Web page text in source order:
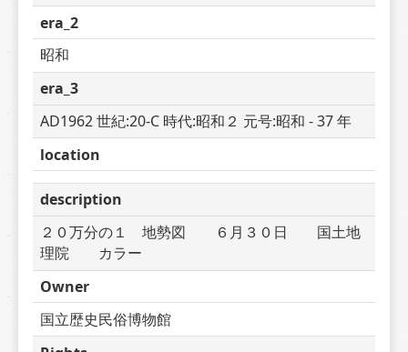
era_2
昭和
era_3
AD1962 世紀:20-C 時代:昭和２ 元号:昭和 - 37 年
location
description
２０万分の１　地勢図　　６月３０日　　国土地
理院　　カラー
Owner
国立歴史民俗博物館